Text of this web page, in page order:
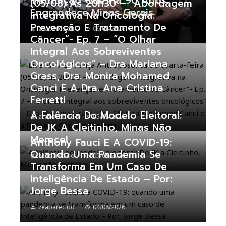
Engrandece Minas Gerais
zeaparecido 06/08/2026
(05/08) Às 20h30 – “Abordagem
Integrativa Na Oncologia:
Prevenção E Tratamento De
Câncer”- Ep. 7 – “O Olhar
Integral Aos Sobreviventes
Oncológicos” – Dra Mariana
Grass, Dra. Monira Mohamed
Canci E A Dra. Ana Cristina
Ferretti
zeaparecido 05/08/2026
A Falência Do Modelo Eleitoral:
De JK A Cleitinho, Minas Não
Merece!
zeaparecido 05/08/2026
Anthony Fauci E A COVID-19:
Quando Uma Pandemia Se
Transforma Em Um Caso De
Inteligência De Estado – Por:
Jorge Bessa
zeaparecido 04/08/2026